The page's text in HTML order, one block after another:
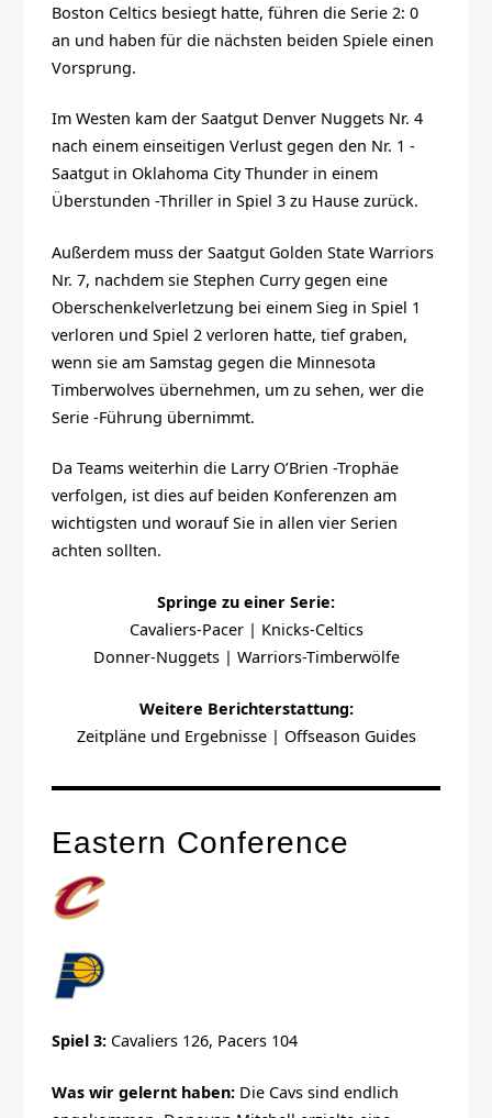
Boston Celtics besiegt hatte, führen die Serie 2: 0
an und haben für die nächsten beiden Spiele einen
Vorsprung.
Im Westen kam der Saatgut Denver Nuggets Nr. 4
nach einem einseitigen Verlust gegen den Nr. 1 -
Saatgut in Oklahoma City Thunder in einem
Überstunden -Thriller in Spiel 3 zu Hause zurück.
Außerdem muss der Saatgut Golden State Warriors
Nr. 7, nachdem sie Stephen Curry gegen eine
Oberschenkelverletzung bei einem Sieg in Spiel 1
verloren und Spiel 2 verloren hatte, tief graben,
wenn sie am Samstag gegen die Minnesota
Timberwolves übernehmen, um zu sehen, wer die
Serie -Führung übernimmt.
Da Teams weiterhin die Larry O’Brien -Trophäe
verfolgen, ist dies auf beiden Konferenzen am
wichtigsten und worauf Sie in allen vier Serien
achten sollten.
Springe zu einer Serie:
Cavaliers-Pacer | Knicks-Celtics
Donner-Nuggets | Warriors-Timberwölfe
Weitere Berichterstattung:
Zeitpläne und Ergebnisse | Offseason Guides
Eastern Conference
Spiel 3: Cavaliers 126, Pacers 104
Was wir gelernt haben: Die Cavs sind endlich